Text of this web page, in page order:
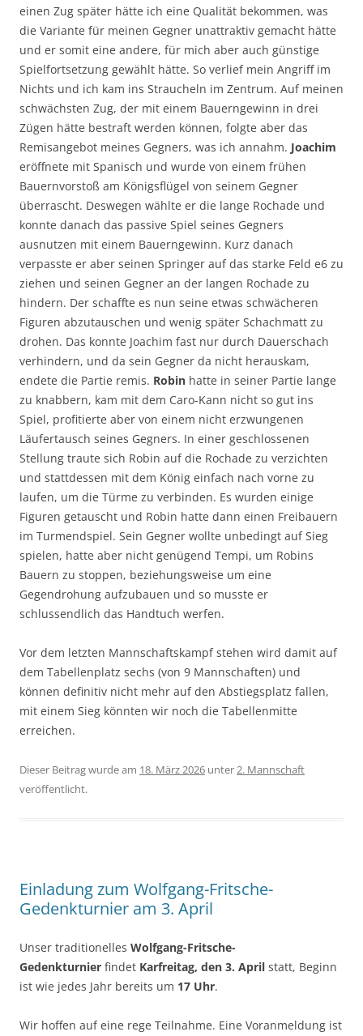
einen Zug später hätte ich eine Qualität bekommen, was
die Variante für meinen Gegner unattraktiv gemacht hätte
und er somit eine andere, für mich aber auch günstige
Spielfortsetzung gewählt hätte. So verlief mein Angriff im
Nichts und ich kam ins Straucheln im Zentrum. Auf meinen
schwächsten Zug, der mit einem Bauerngewinn in drei
Zügen hätte bestraft werden können, folgte aber das
Remisangebot meines Gegners, was ich annahm. Joachim
eröffnete mit Spanisch und wurde von einem frühen
Bauernvorstoß am Königsflügel von seinem Gegner
überrascht. Deswegen wählte er die lange Rochade und
konnte danach das passive Spiel seines Gegners
ausnutzen mit einem Bauerngewinn. Kurz danach
verpasste er aber seinen Springer auf das starke Feld e6 zu
ziehen und seinen Gegner an der langen Rochade zu
hindern. Der schaffte es nun seine etwas schwächeren
Figuren abzutauschen und wenig später Schachmatt zu
drohen. Das konnte Joachim fast nur durch Dauerschach
verhindern, und da sein Gegner da nicht herauskam,
endete die Partie remis. Robin hatte in seiner Partie lange
zu knabbern, kam mit dem Caro-Kann nicht so gut ins
Spiel, profitierte aber von einem nicht erzwungenen
Läufertausch seines Gegners. In einer geschlossenen
Stellung traute sich Robin auf die Rochade zu verzichten
und stattdessen mit dem König einfach nach vorne zu
laufen, um die Türme zu verbinden. Es wurden einige
Figuren getauscht und Robin hatte dann einen Freibauern
im Turmendspiel. Sein Gegner wollte unbedingt auf Sieg
spielen, hatte aber nicht genügend Tempi, um Robins
Bauern zu stoppen, beziehungsweise um eine
Gegendrohung aufzubauen und so musste er
schlussendlich das Handtuch werfen.
Vor dem letzten Mannschaftskampf stehen wird damit auf
dem Tabellenplatz sechs (von 9 Mannschaften) und
können definitiv nicht mehr auf den Abstiegsplatz fallen,
mit einem Sieg könnten wir noch die Tabellenmitte
erreichen.
Dieser Beitrag wurde am 18. März 2026 unter2. Mannschaft
veröffentlicht.
Einladung zum Wolfgang-Fritsche-
Gedenkturnier am 3. April
Unser traditionelles Wolfgang-Fritsche-
Gedenkturnier findet Karfreitag, den 3. April statt, Beginn
ist wie jedes Jahr bereits um 17 Uhr.
Wir hoffen auf eine rege Teilnahme. Eine Voranmeldung ist